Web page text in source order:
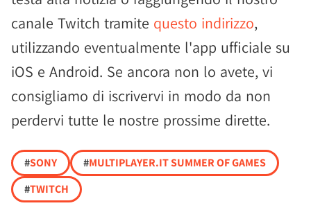
canale Twitch tramite questo indirizzo,
utilizzando eventualmente l'app ufficiale su
iOS e Android. Se ancora non lo avete, vi
consigliamo di iscrivervi in modo da non
perdervi tutte le nostre prossime dirette.
#SONY #MULTIPLAYER.IT SUMMER OF GAMES
#TWITCH